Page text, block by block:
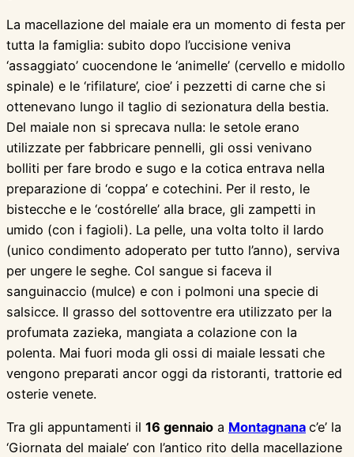
La macellazione del maiale era un momento di festa per
tutta la famiglia: subito dopo l’uccisione veniva
‘assaggiato’ cuocendone le ‘animelle’ (cervello e midollo
spinale) e le ‘rifilature’, cioe’ i pezzetti di carne che si
ottenevano lungo il taglio di sezionatura della bestia.
Del maiale non si sprecava nulla: le setole erano
utilizzate per fabbricare pennelli, gli ossi venivano
bolliti per fare brodo e sugo e la cotica entrava nella
preparazione di ‘coppa’ e cotechini. Per il resto, le
bistecche e le ‘costórelle’ alla brace, gli zampetti in
umido (con i fagioli). La pelle, una volta tolto il lardo
(unico condimento adoperato per tutto l’anno), serviva
per ungere le seghe. Col sangue si faceva il
sanguinaccio (mulce) e con i polmoni una specie di
salsicce. Il grasso del sottoventre era utilizzato per la
profumata zazieka, mangiata a colazione con la
polenta. Mai fuori moda gli ossi di maiale lessati che
vengono preparati ancor oggi da ristoranti, trattorie ed
osterie venete.
Tra gli appuntamenti il 16 gennaio a Montagnana c’e’ la
‘Giornata del maiale’ con l’antico rito della macellazione